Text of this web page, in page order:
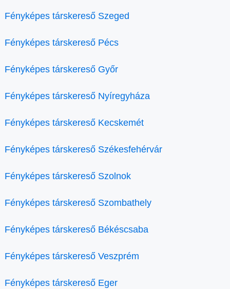
Fényképes társkereső Szeged
Fényképes társkereső Pécs
Fényképes társkereső Győr
Fényképes társkereső Nyíregyháza
Fényképes társkereső Kecskemét
Fényképes társkereső Székesfehérvár
Fényképes társkereső Szolnok
Fényképes társkereső Szombathely
Fényképes társkereső Békéscsaba
Fényképes társkereső Veszprém
Fényképes társkereső Eger